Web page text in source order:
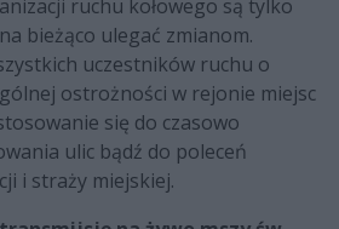
ruchu kołowego są tylko
bieżąco ulegać zmianom.
uczestników ruchu o
ostrożności w rejonie miejsc
się do czasowo
ulic bądź do poleceń
i straży miejskiej.